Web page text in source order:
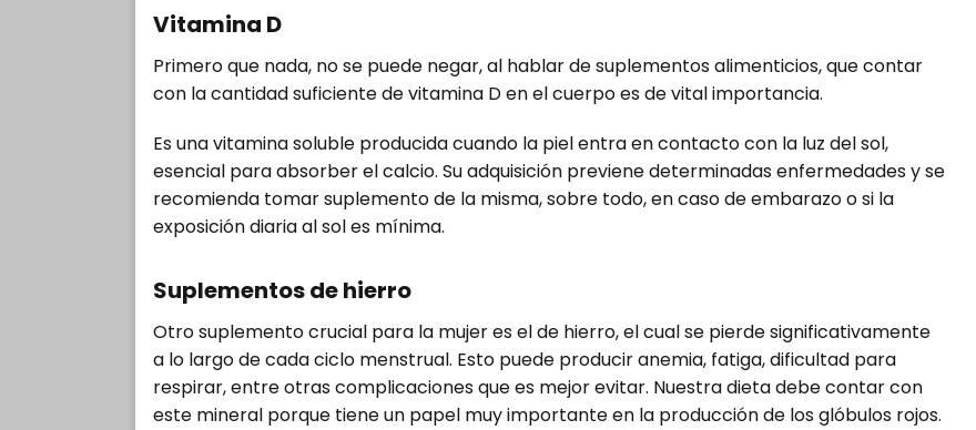
Vitamina D
Primero que nada, no se puede negar, al hablar de suplementos alimenticios, que contar
con la cantidad suficiente de vitamina D en el cuerpo es de vital importancia.
Es una vitamina soluble producida cuando la piel entra en contacto con la luz del sol,
esencial para absorber el calcio. Su adquisición previene determinadas enfermedades y se
recomienda tomar suplemento de la misma, sobre todo, en caso de embarazo o si la
exposición diaria al sol es mínima.
Suplementos de hierro
Otro suplemento crucial para la mujer es el de hierro, el cual se pierde significativamente
a lo largo de cada ciclo menstrual. Esto puede producir anemia, fatiga, dificultad para
respirar, entre otras complicaciones que es mejor evitar. Nuestra dieta debe contar con
este mineral porque tiene un papel muy importante en la producción de los glóbulos rojos.